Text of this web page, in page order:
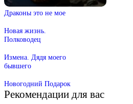
Драконы это не мое
Новая жизнь.
Полководец
Измена. Дядя моего
бывшего
Новогодний Подарок
Рекомендации для вас